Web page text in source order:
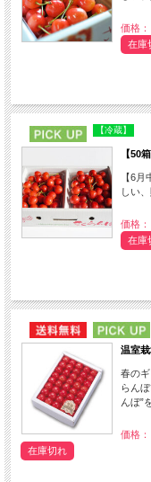
価格
在庫
PICK UP
【冷蔵】
【50
【6
しい
価格
在庫
NEW
温室
春の
らん
んぼ”
価格
在庫切れ